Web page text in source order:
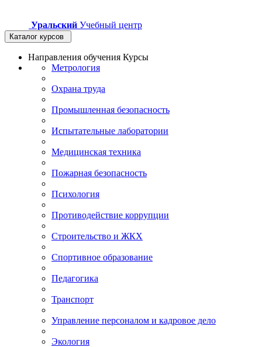
Уральский Учебный центр
Каталог курсов
Направления обучения Курсы
Метрология
Охрана труда
Промышленная безопасность
Испытательные лаборатории
Медицинская техника
Пожарная безопасность
Психология
Противодействие коррупции
Строительство и ЖКХ
Спортивное образование
Педагогика
Транспорт
Управление персоналом и кадровое дело
Экология